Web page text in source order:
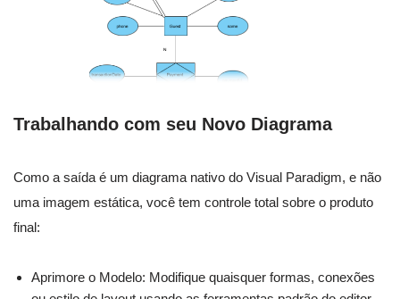
Trabalhando com seu Novo Diagrama
Como a saída é um diagrama nativo do Visual Paradigm, e não
uma imagem estática, você tem controle total sobre o produto
final:
Aprimore o Modelo: Modifique quaisquer formas, conexões